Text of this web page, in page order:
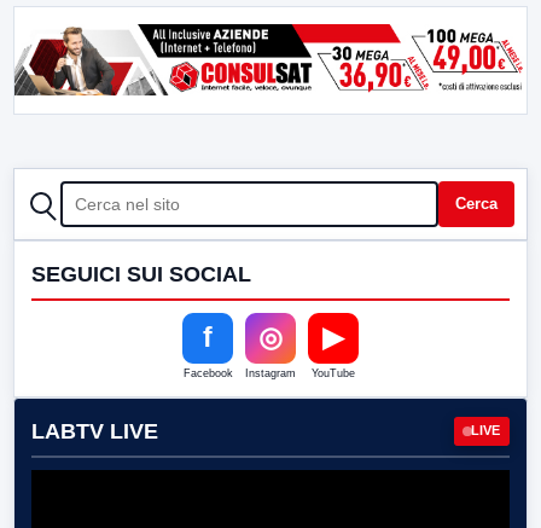
CERCA Cerca
SEGUICI SUI SOCIAL
f
Facebook
◎
Instagram
▶
YouTube
LABTV LIVE LIVE